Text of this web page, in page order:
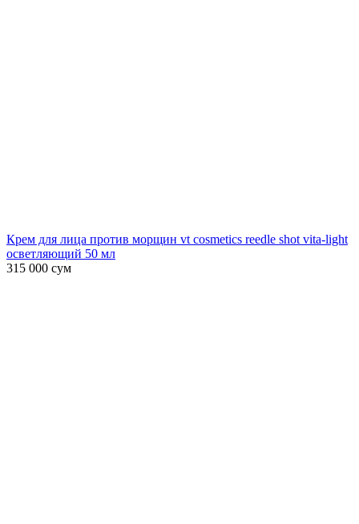
Крем для лица против морщин vt cosmetics reedle shot vita-light
осветляющий 50 мл
315 000 сум